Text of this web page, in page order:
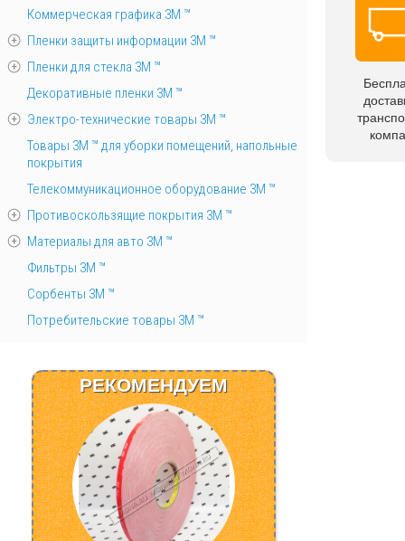
Коммерческая графика 3М ™
Пленки защиты информации 3М ™
Пленки для стекла 3М ™
Декоративные пленки 3М ™
Электро-технические товары 3М ™
Товары 3М ™ для уборки помещений, напольные
покрытия
Телекоммуникационное оборудование 3М ™
Противоскользящие покрытия 3М ™
Материалы для авто 3М ™
Фильтры 3М ™
Сорбенты 3М ™
Потребительские товары 3М ™
РЕКОМЕНДУЕМ